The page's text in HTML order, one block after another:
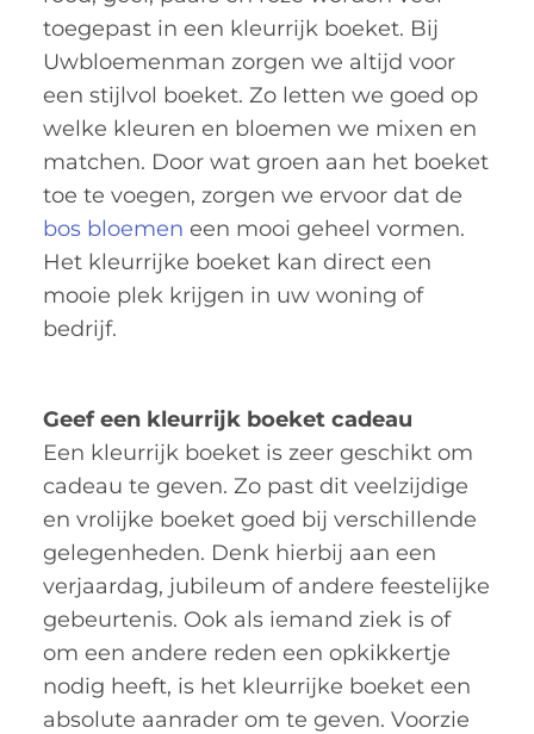
toegepast in een kleurrijk boeket. Bij
Uwbloemenman zorgen we altijd voor
een stijlvol boeket. Zo letten we goed op
welke kleuren en bloemen we mixen en
matchen. Door wat groen aan het boeket
toe te voegen, zorgen we ervoor dat de
bos bloemen een mooi geheel vormen.
Het kleurrijke boeket kan direct een
mooie plek krijgen in uw woning of
bedrijf.
Geef een kleurrijk boeket cadeau
Een kleurrijk boeket is zeer geschikt om
cadeau te geven. Zo past dit veelzijdige
en vrolijke boeket goed bij verschillende
gelegenheden. Denk hierbij aan een
verjaardag, jubileum of andere feestelijke
gebeurtenis. Ook als iemand ziek is of
om een andere reden een opkikkertje
nodig heeft, is het kleurrijke boeket een
absolute aanrader om te geven. Voorzie